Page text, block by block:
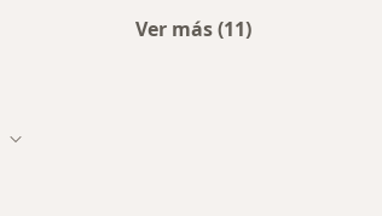
Ver más (11)
Cambiar de ciudad